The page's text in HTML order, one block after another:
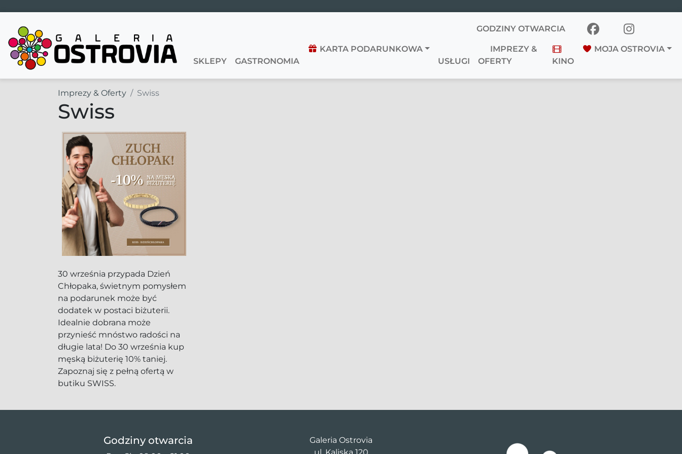
Main Navigation
GODZINY OTWARCIA
SKLEPY GASTRONOMIA
KARTA PODARUNKOWA
USŁUGI
IMPREZY &
OFERTY
KINO
MOJA OSTROVIA
Imprezy & Oferty Swiss
Swiss
30 września przypada Dzień
Chłopaka, świetnym pomysłem
na podarunek może być
dodatek w postaci biżuterii.
Idealnie dobrana może
przynieść mnóstwo radości na
długie lata! Do 30 września kup
męską biżuterię 10% taniej.
Zapoznaj się z pełną ofertą w
butiku SWISS.
Godziny otwarcia
Galeria Ostrovia